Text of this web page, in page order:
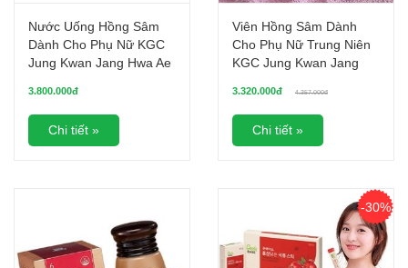
Nước Uống Hồng Sâm
Dành Cho Phụ Nữ KGC
Jung Kwan Jang Hwa Ae
3.800.000đ
Chi tiết »
Viên Hồng Sâm Dành
Cho Phụ Nữ Trung Niên
KGC Jung Kwan Jang
3.320.000đ 4.357.000đ
Chi tiết »
-30%